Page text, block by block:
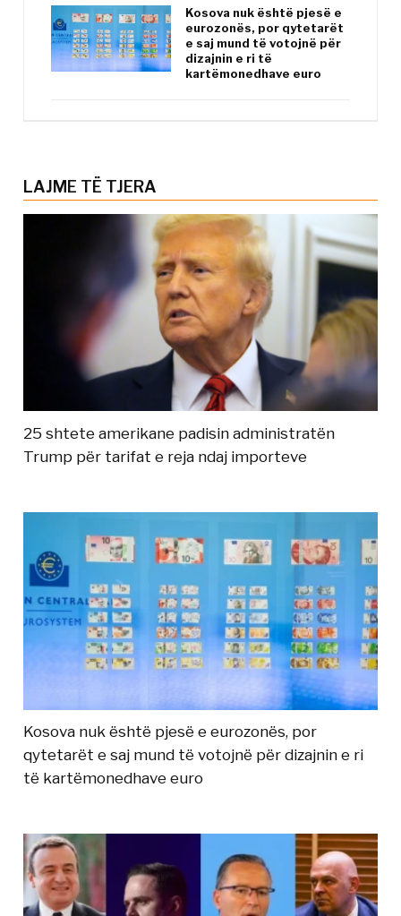
Kosova nuk është pjesë e
eurozonës, por qytetarët
e saj mund të votojnë për
dizajnin e ri të
kartëmonedhave euro
LAJME TË TJERA
25 shtete amerikane padisin administratën
Trump për tarifat e reja ndaj importeve
Kosova nuk është pjesë e eurozonës, por
qytetarët e saj mund të votojnë për dizajnin e ri
të kartëmonedhave euro